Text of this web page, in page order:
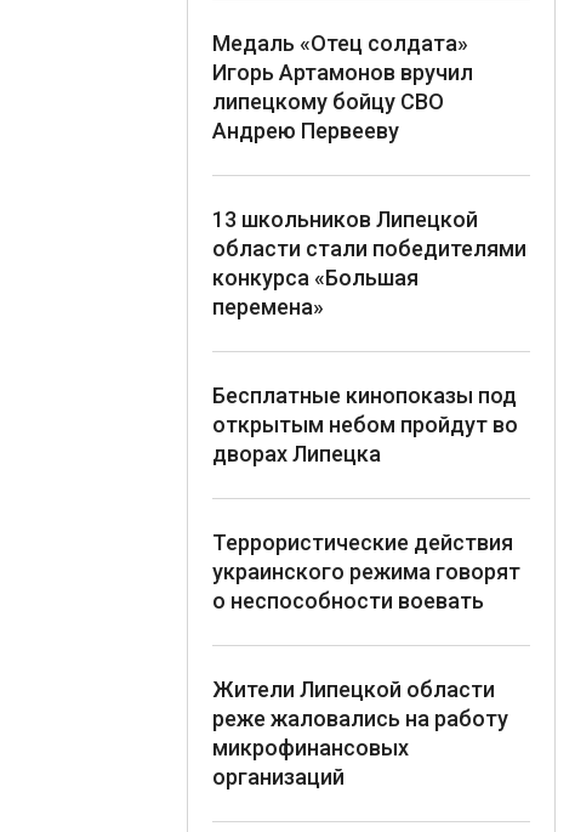
Медаль «Отец солдата»
Игорь Артамонов вручил
липецкому бойцу СВО
Андрею Первееву
13 школьников Липецкой
области стали победителями
конкурса «Большая
перемена»
Бесплатные кинопоказы под
открытым небом пройдут во
дворах Липецка
Террористические действия
украинского режима говорят
о неспособности воевать
Жители Липецкой области
реже жаловались на работу
микрофинансовых
организаций